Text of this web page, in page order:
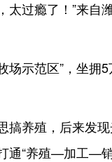
太过瘾了！”来
场示范区”，坐
搞养殖，后来发
通“养殖—加工—